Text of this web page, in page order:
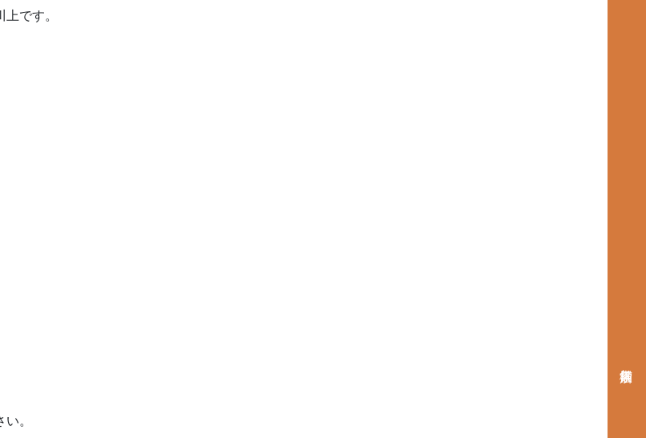
です。
。